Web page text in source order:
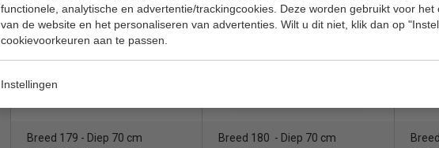
functionele, analytische en advertentie/trackingcookies. Deze worden gebruikt voor het
van de website en het personaliseren van advertenties. Wilt u dit niet, klik dan op
cookievoorkeuren aan te passen.
Instellingen
CS 7450.0083
Breed 179 - Diep 70 cm
Saro Hajo 3100 BT
Breed 180 - Diep 70 cm